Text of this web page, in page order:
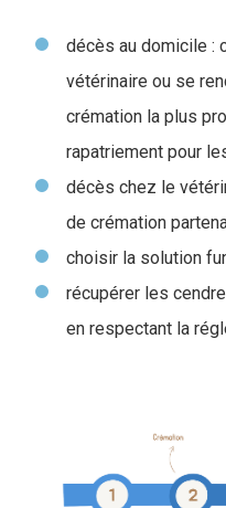
décès au domicile :
vétérinaire ou se
crémation la plus
rapatriement pour
décès chez le
de crémation
choisir la solution
récupérer les
en respectant la